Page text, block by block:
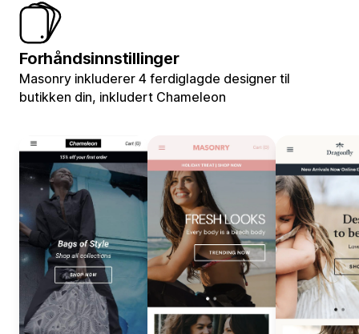
Forhåndsinnstillinger
Masonry inkluderer 4 ferdiglagde designer til
butikken din, inkludert Chameleon